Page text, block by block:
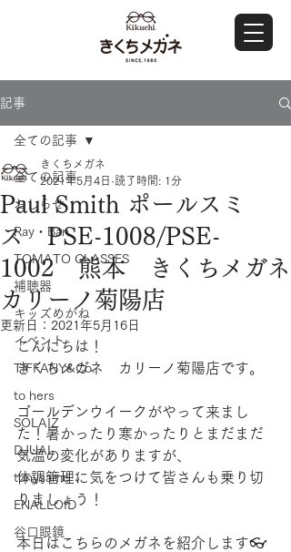
記事
全ての記事
おしらせ
Ray・Ban
TOMATO GLASSES
補聴器
キッズめがね
イベント
TIFFANY&Co.
to hers
SOLAIZ
DJUAL
tonysame：
ENALLOID
谷口眼鏡
全ての記事
Paul Smith ポールスミ
ス PSE-1008/PSE-
1002 熊本 きくちメガネ
カリーノ菊陽店
きくちメガネ
2021年5月4日 読了時間: 1分
更新日： 2021年5月16日
こんにちは！
きくちメガネ　カリーノ菊陽店です。
ゴールデンウイークがやって来まし
た！暑かったり寒かったりとまだまだ
気温の変化がありますが、
体調管理に気をつけて皆さんも乗り切
りましょう！
本日はこちらのメガネを紹介します👓